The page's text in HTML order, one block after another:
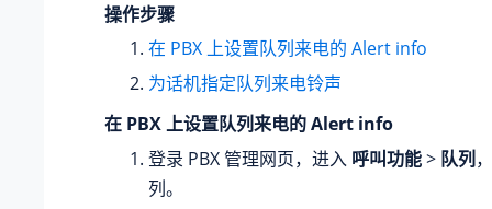
操作步骤
在 PBX 上设置队列来电的 Alert info
为话机指定队列来电铃声
在 PBX 上设置队列来电的 Alert info
登录 PBX 管理网页，进入 呼叫功能> 队列
列。